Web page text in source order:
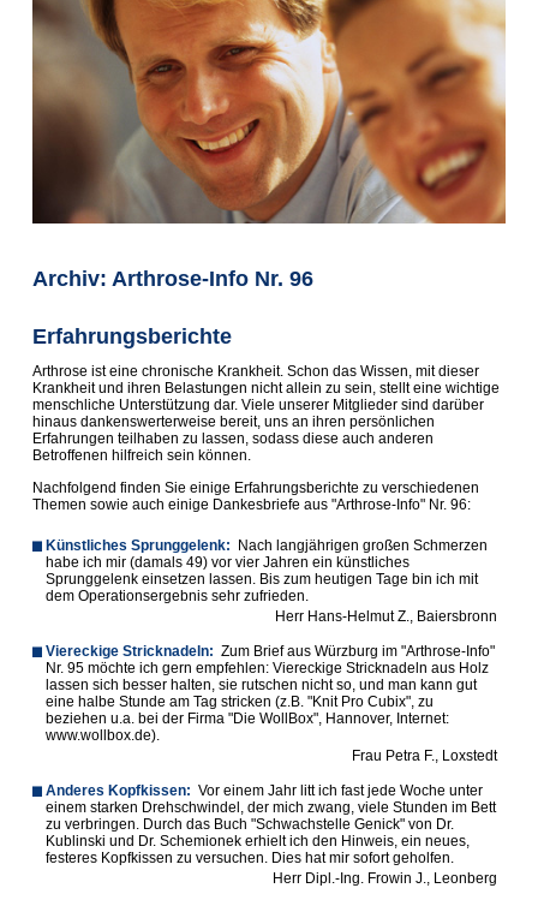
Archiv: Arthrose-Info Nr. 96
Erfahrungsberichte
Arthrose ist eine chronische Krankheit. Schon das Wissen, mit dieser
Krankheit und ihren Belastungen nicht allein zu sein, stellt eine wichtige
menschliche Unterstützung dar. Viele unserer Mitglieder sind darüber
hinaus dankenswerterweise bereit, uns an ihren persönlichen
Erfahrungen teilhaben zu lassen, sodass diese auch anderen
Betroffenen hilfreich sein können.
Nachfolgend finden Sie einige Erfahrungsberichte zu verschiedenen
Themen sowie auch einige Dankesbriefe aus "Arthrose-Info" Nr. 96:
Künstliches Sprunggelenk:
Nach langjährigen großen Schmerzen
habe ich mir (damals 49) vor vier Jahren ein künstliches
Sprunggelenk einsetzen lassen. Bis zum heutigen Tage bin ich mit
dem Operationsergebnis sehr zufrieden.
Herr Hans-Helmut Z., Baiersbronn
Viereckige Stricknadeln: Zum Brief aus Würzburg im "Arthrose-Info"
Nr. 95 möchte ich gern empfehlen: Viereckige Stricknadeln aus Holz
lassen sich besser halten, sie rutschen nicht so, und man kann gut
eine halbe Stunde am Tag stricken (z.B. "Knit Pro Cubix", zu
beziehen u.a. bei der Firma "Die WollBox", Hannover, Internet:
www.wollbox.de).
Frau Petra F., Loxstedt
Anderes Kopfkissen: Vor einem Jahr litt ich fast jede Woche unter
einem starken Drehschwindel, der mich zwang, viele Stunden im Bett
zu verbringen. Durch das Buch "Schwachstelle Genick" von Dr.
Kublinski und Dr. Schemionek erhielt ich den Hinweis, ein neues,
festeres Kopfkissen zu versuchen. Dies hat mir sofort geholfen.
Herr Dipl.-Ing. Frowin J., Leonberg